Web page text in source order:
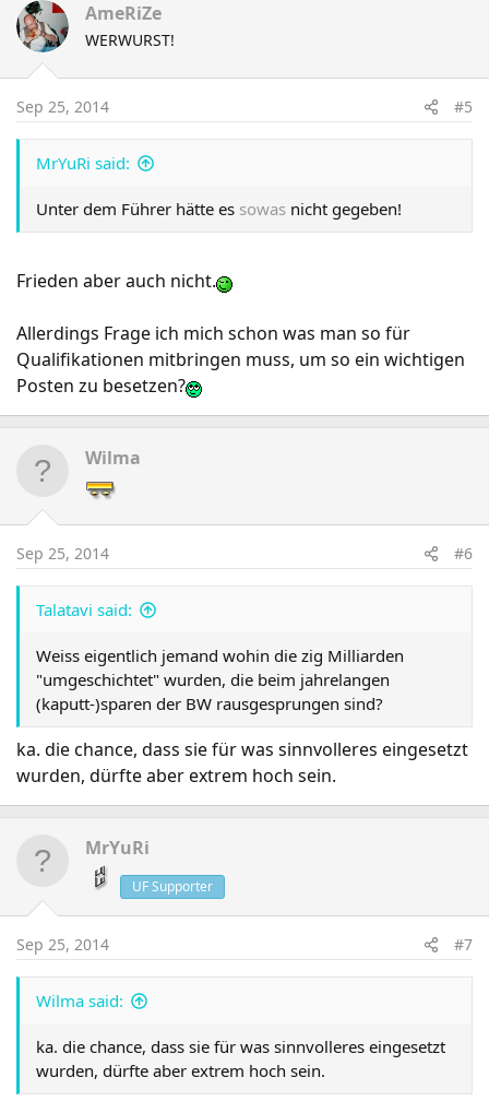
AmeRiZe
WERWURST!
Sep 25, 2014 #5
MrYuRi said:
Unter dem Führer hätte es sowas nicht gegeben!
Frieden aber auch nicht.
Allerdings Frage ich mich schon was man so für
Qualifikationen mitbringen muss, um so ein wichtigen
Posten zu besetzen?
Wilma
Sep 25, 2014 #6
Talatavi said:
Weiss eigentlich jemand wohin die zig Milliarden
"umgeschichtet" wurden, die beim jahrelangen
(kaputt-)sparen der BW rausgesprungen sind?
ka. die chance, dass sie für was sinnvolleres eingesetzt
wurden, dürfte aber extrem hoch sein.
MrYuRi
UF Supporter
Sep 25, 2014 #7
Wilma said:
ka. die chance, dass sie für was sinnvolleres eingesetzt
wurden, dürfte aber extrem hoch sein.